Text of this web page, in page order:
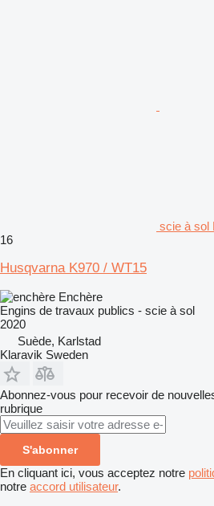
scie à sol
16
Husqvarna K970 / WT15
Enchère
Engins de travaux publics - scie à sol
2020
Suède, Karlstad
Klaravik Sweden
Abonnez-vous pour recevoir de
rubrique
S'abonner
En cliquant ici, vous acceptez notre
notre accord utilisateur.